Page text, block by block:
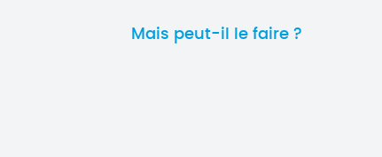
Mais peut-il le faire ?